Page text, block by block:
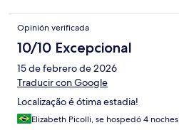
Opinión verificada
10/10 Excepcional
15 de febrero de 2026
Traducir con Google
Localização é ótima estadia!
Elizabeth Picolli, se hospedó 4 noches